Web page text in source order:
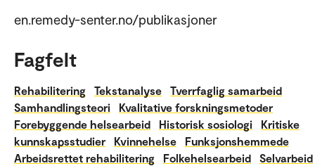
en.remedy-senter.no/publikasjoner
Fagfelt
Rehabilitering Tekstanalyse
Tverrfaglig samarbeid
Samhandlingsteori
Kvalitative forskningsmetoder
Forebyggende helsearbeid
Historisk sosiologi
Kritiske
kunnskapsstudier
Kvinnehelse
Funksjonshemmede
Arbeidsrettet rehabilitering
Folkehelsearbeid Selvarbeid